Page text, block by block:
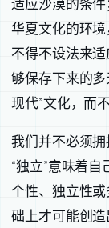
适应沙漠的条
华夏文化的环
不得不设法来
够保存下来的
现代”文化，而
我们并不必须拥
“独立”意味着
个性、独立性
础上才可能创造